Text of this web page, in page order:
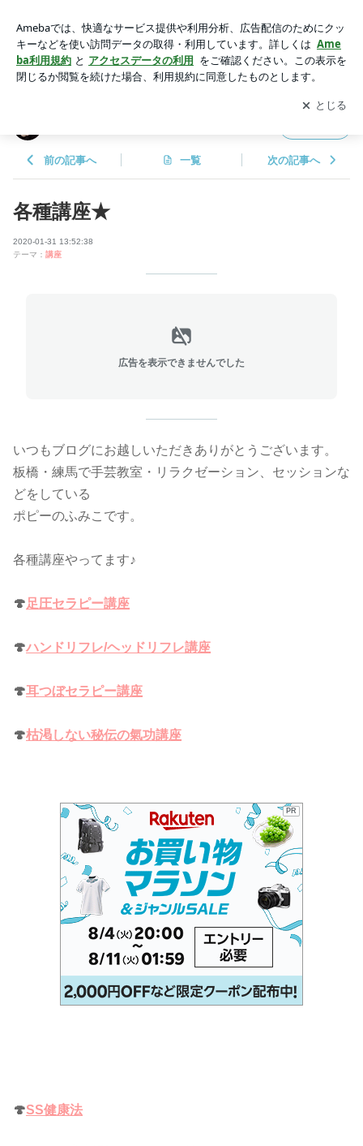
アプリをダウンロードして ブログの更新通知
を受け取りまし
ょう。
開く
前の記事へ 一覧 次の記事へ
各種講座★
2020-01-31 13:52:38
テーマ： 講座
広告を表示できませんでした
いつもブログにお越しいただきありがとうございます。
板橋・練馬で手芸教室・リラクゼーション、セッションな
どをしている
ポピーのふみこです。
各種講座やってます♪
🍄足圧セラピー講座
🍄ハンドリフレ/ヘッドリフレ講座
🍄耳つぼセラピー講座
🍄枯渇しない秘伝の氣功講座
PR
🍄SS健康法